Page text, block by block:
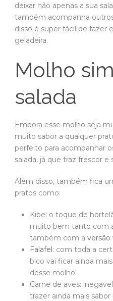
deixar não apenas a sua
também acompanha
disso é super fácil de fazer
geladeira.
Molho
salada
Embora esse molho seja
muito sabor a qualquer
perfeito para acompanhar
salada, já que traz frescor e
Além disso, também fica
pratos como:
Kibe: o toque de
muito bem tanto com
também com a versão
Falafel: com toda a
bico vai ficar ainda
desse molho;
Carne de aves:
trazer ainda mais